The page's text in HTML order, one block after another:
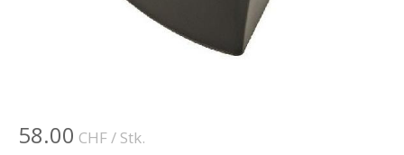
58.00 CHF/ Stk.